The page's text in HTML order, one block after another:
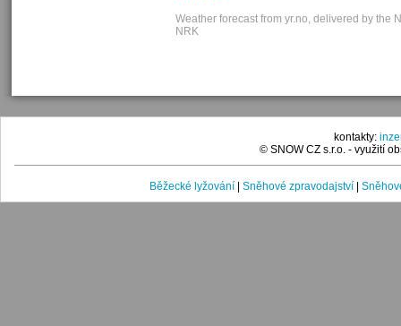
Weather forecast from yr.no, delivered by the
NRK
kontakty:
© SNOW CZ s.r.o. - využití
Běžecké lyžování Sněhové zpravodajství